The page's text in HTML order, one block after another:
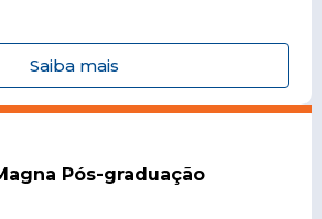
Saiba mais
Pós-graduação